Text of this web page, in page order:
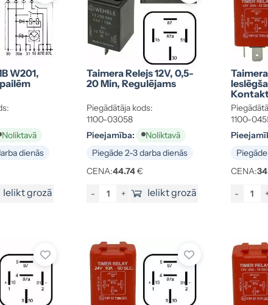
W201,
Noliktavā
dienās
Ielikt grozā
Taimera Relejs 12V, 0,5-
20 Min, Regulējams
Piegādātāja kods:
1100-03058
Pieejamība:
Noliktavā
Piegāde 2-3 darba dienās
CENA:44.74€
- + Ielikt grozā
Taimera
1100-
CENA:
-